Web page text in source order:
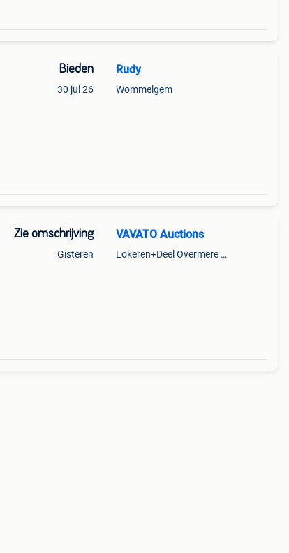
Bieden
30 jul 26
Rudy
Wommelgem
Zie omschrijving
Gisteren
VAVATO Auctions
Lokeren+Deel Overmere En Zele